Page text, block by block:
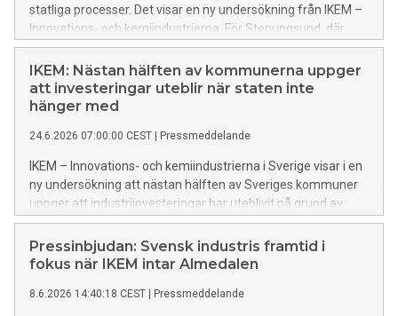
statliga processer. Det visar en ny undersökning från IKEM –
Innovations- och kemiindustrierna. För Stenungsund, där
kemiindustrin står inför omfattande investeringar i
klimatomställningen, är tillgången till el och effekt
avgörande för framtiden.
IKEM: Nästan hälften av kommunerna uppger
att investeringar uteblir när staten inte
hänger med
24.6.2026 07:00:00 CEST Pressmeddelande
IKEM – Innovations- och kemiindustrierna i Sverige visar i en
ny undersökning att nästan hälften av Sveriges kommuner
uppger att industriinvesteringar har uteblivit på grund av
långsamma statliga processer. Många pekar också ut
bristande elkapacitet, infrastruktur och långa
tillståndsprocesser som avgörande hinder.
Pressinbjudan: Svensk industris framtid i
fokus när IKEM intar Almedalen
8.6.2026 14:40:18 CEST Pressmeddelande